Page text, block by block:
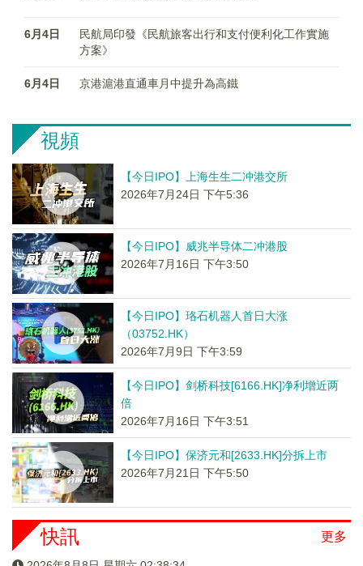
6月4日
民航局印發《民航旅客出行和支付便利化工作實施
方案》
6月4日 京港滬港直通車月中提升為高鐵
視頻
【今日IPO】上海生生二冲港交所
2026年7月24日 下午5:36
【今日IPO】威兆半导体二冲港股
2026年7月16日 下午3:50
【今日IPO】珞石机器人首日大涨
（03752.HK）
2026年7月9日 下午3:59
【今日IPO】剑桥科技[6166.HK]净利增近两
倍
2026年7月16日 下午3:51
【今日IPO】保济元和[2633.HK]分拆上市
2026年7月21日 下午5:50
更多
快訊